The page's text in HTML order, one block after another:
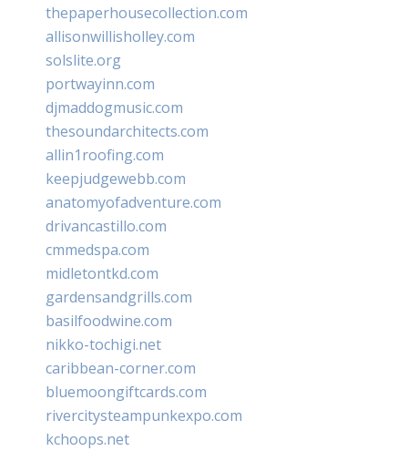
thepaperhousecollection.com
allisonwillisholley.com
solslite.org
portwayinn.com
djmaddogmusic.com
thesoundarchitects.com
allin1roofing.com
keepjudgewebb.com
anatomyofadventure.com
drivancastillo.com
cmmedspa.com
midletontkd.com
gardensandgrills.com
basilfoodwine.com
nikko-tochigi.net
caribbean-corner.com
bluemoongiftcards.com
rivercitysteampunkexpo.com
kchoops.net